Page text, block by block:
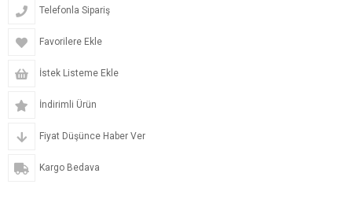
Telefonla Sipariş
Favorilere Ekle
İstek Listeme Ekle
İndirimli Ürün
Fiyat Düşünce Haber Ver
Kargo Bedava